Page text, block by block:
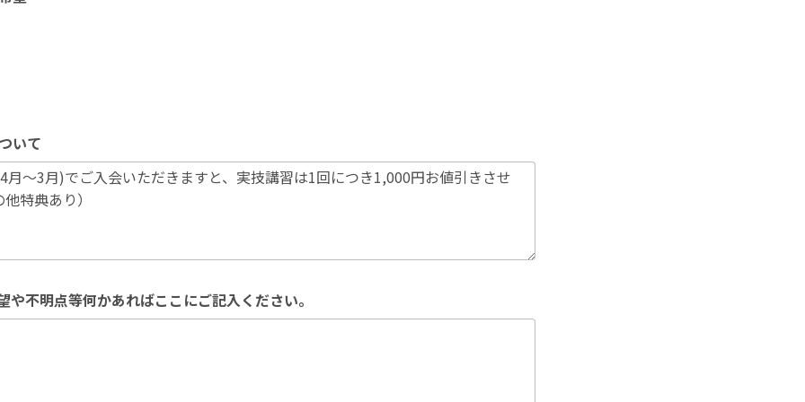
いて
不明点等何かあればここにご記入ください。